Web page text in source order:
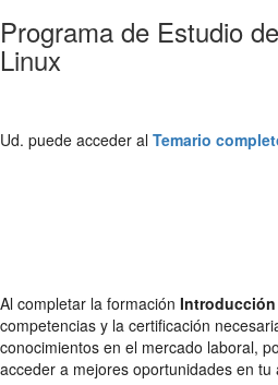
Programa de Estudio
Linux
Ud. puede acceder al Temario
Al completar la formación
competencias y la certificación
conocimientos en el mercado laboral,
acceder a mejores oportunidades en tu